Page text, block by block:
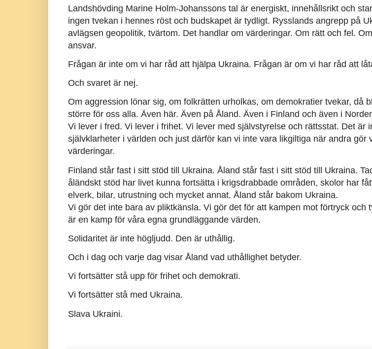
Landshövding Marine Holm-Johanssons tal är energiskt, innehållsrikt och
ingen tvekan i hennes röst och budskapet är tydligt. Rysslands angrepp på
avlägsen geopolitik, tvärtom. Det handlar om värderingar. Om rätt och fel.
ansvar.
Frågan är inte om vi har råd att hjälpa Ukraina. Frågan är om vi har råd att
Och svaret är nej.
Om aggression lönar sig, om folkrätten urholkas, om demokratier tvekar, då
större för oss alla. Även här. Även på Åland. Även i Finland och även i
Vi lever i fred. Vi lever i frihet. Vi lever med självstyrelse och rättsstat. Det är
självklarheter i världen och just därför kan vi inte vara likgiltiga när andra gör
värderingar.
Finland står fast i sitt stöd till Ukraina. Åland står fast i sitt stöd till Ukraina.
åländskt stöd har livet kunna fortsätta i krigsdrabbade områden, skolor har
elverk, bilar, utrustning och mycket annat. Åland står bakom Ukraina.
Vi gör det inte bara av pliktkänsla. Vi gör det för att kampen mot förtryck och
är en kamp för våra egna grundläggande värden.
Solidaritet är inte högljudd. Den är uthållig.
Och i dag och varje dag visar Åland vad uthållighet betyder.
Vi fortsätter stå upp för frihet och demokrati.
Vi fortsätter stå med Ukraina.
Slava Ukraini.